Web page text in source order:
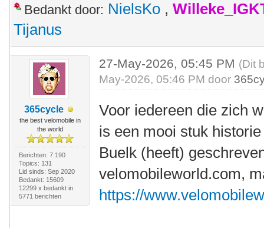
Bedankt door: NielsKo ,
Tijanus
365cycle
the best velomobile in
the world
Berichten: 7.190
Topics: 131
Lid sinds: Sep 2020
Bedankt: 15609
12299 x bedankt in
5771 berichten
27-May-2026, 05:45 PM (Dit
May-2026, 05:46 PM door
Voor iedereen die zich
is een mooi stuk
Buelk (heeft)
velomobileworld.com,
https://